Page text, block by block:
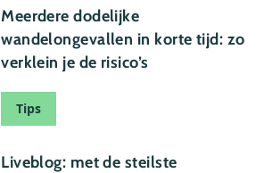
Meerdere dodelijke
wandelongevallen in korte tijd: zo
verklein je de risico’s
Tips
Liveblog: met de steilste